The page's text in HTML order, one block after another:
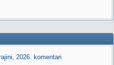
2026. komentari